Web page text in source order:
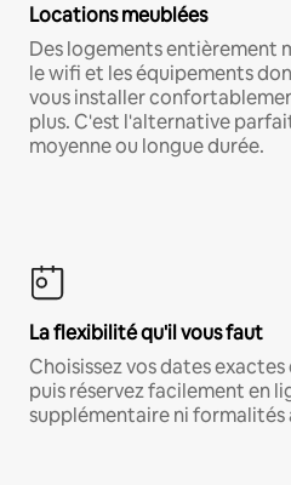
Locations meublées
Des logements entièrement
le wifi et les équipements
vous installer
plus. C'est l'alternative
moyenne ou longue durée.
La flexibilité qu'il vous faut
Choisissez vos dates
puis réservez facilement en
supplémentaire ni